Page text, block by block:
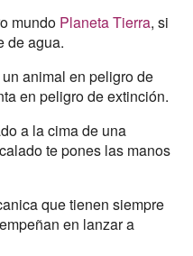
mundo Planeta Tierra, si
de agua.
animal en peligro de
en peligro de extinción.
a la cima de una
te pones las manos
que tienen siempre
en lanzar a